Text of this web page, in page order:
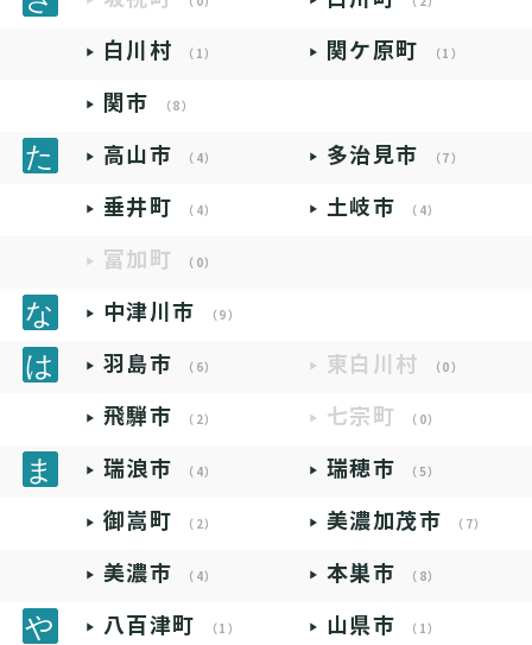
白川村 （1） 関ケ原町 （1）
関市 （8）
高山市 （4） 多治見市 （7）
垂井町 （4） 土岐市 （4）
富加町 （0）
中津川市 （9）
羽島市 （6） 東白川村 （0）
飛騨市 （2） 七宗町 （0）
瑞浪市 （4） 瑞穂市 （5）
御嵩町 （2） 美濃加茂市 （7）
美濃市 （4） 本巣市 （8）
八百津町 （1） 山県市 （1）